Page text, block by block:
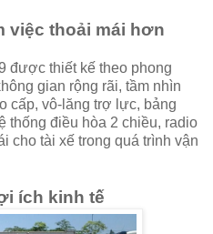
việc thoải mái hơn
được thiết kế theo phong
gian rộng rãi, tầm nhìn
cấp, vô-lăng trợ lực, bảng
thống điều hòa 2 chiều, radio
cho tài xế trong quá trình vận
ích kinh tế